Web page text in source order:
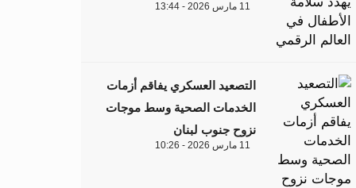
11 مارس 2026 - 13:44
التصعيد العسكري يفاقم أزمات
الخدمات الصحية وسط موجات
نزوح جنوب لبنان
11 مارس 2026 - 10:26